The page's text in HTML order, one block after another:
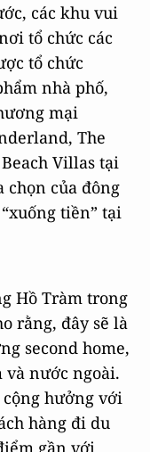
các khu vui
tổ chức các
tổ chức
nhà phố,
mại
The
Villas tại
chọn của đông
tiền” tại
Hồ Tràm trong
rằng, đây sẽ là
second home,
và nước ngoài.
hưởng với
hàng đi du